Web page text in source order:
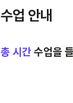
수업 안내
총 시간수업을